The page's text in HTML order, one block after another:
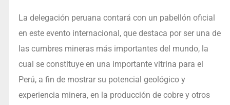
La delegación peruana contará con un pabellón oficial
en este evento internacional, que destaca por ser una de
las cumbres mineras más importantes del mundo, la
cual se constituye en una importante vitrina para el
Perú, a fin de mostrar su potencial geológico y
experiencia minera, en la producción de cobre y otros